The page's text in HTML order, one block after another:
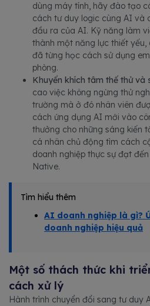
dùng máy tính, hãy đào tạo
cách tư duy logic cùng AI và
đầu ra của AI. Kỹ năng làm
thành một năng lực thiết
đã từng học cách sử dụng
phòng.
Khuyến khích tâm thế thử và
cao việc không ngừng thử
trường mà ở đó nhân viên
cách ứng dụng AI mới vào
thưởng cho những sáng kiến
cá nhân chủ động tìm cách
doanh nghiệp thực sự đạt
Native.
Tìm hiểu thêm
AI doanh nghiệp là gì?
doanh nghiệp hiệu quả
Một số thách thức khi
cách xử lý
Hành trình chuyển đổi sang tư duy